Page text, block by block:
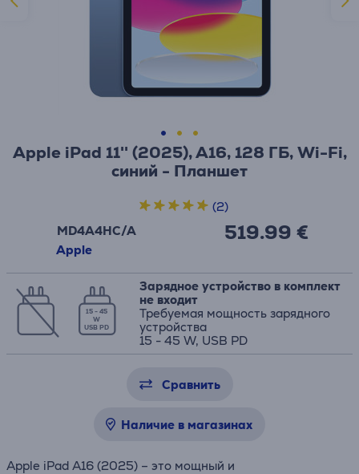
Apple iPad 11'' (2025), A16, 128 ГБ, Wi-Fi,
синий - Планшет
MD4A4HC/A
Apple
519.99 €
(2)
15 - 45
W
USB PD
Зарядное устройство в комплект
не входит
Требуемая мощность зарядного
устройства
15 - 45 W, USB PD
Сравнить
Наличие в магазинах
Apple iPad A16 (2025) – это мощный и